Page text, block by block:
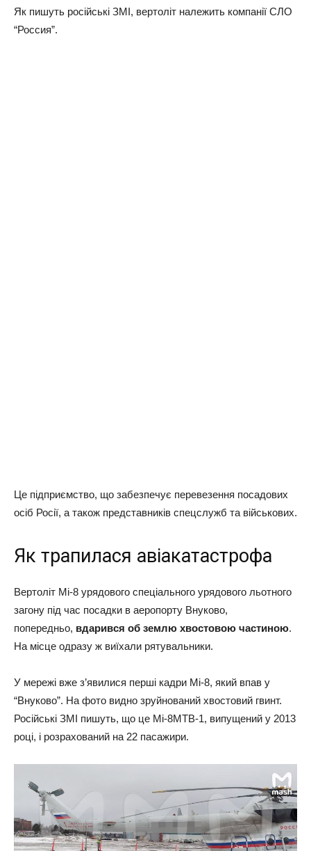
Як пишуть російські ЗМІ, вертоліт належить компанії СЛО
“Россия”.
Це підприємство, що забезпечує перевезення посадових
осіб Росії, а також представників спецслужб та військових.
Як трапилася авіакатастрофа
Вертоліт Мі-8 урядового спеціального урядового льотного
загону під час посадки в аеропорту Внуково,
попередньо, вдарився об землю хвостовою частиною.
На місце одразу ж виїхали рятувальники.
У мережі вже з’явилися перші кадри Мі-8, який впав у
“Внуково”. На фото видно зруйнований хвостовий гвинт.
Російські ЗМІ пишуть, що це Мі-8МТВ-1, випущений у 2013
році, і розрахований на 22 пасажири.